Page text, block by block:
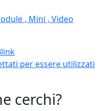
, Mini , Video
per essere utilizzati
cerchi?